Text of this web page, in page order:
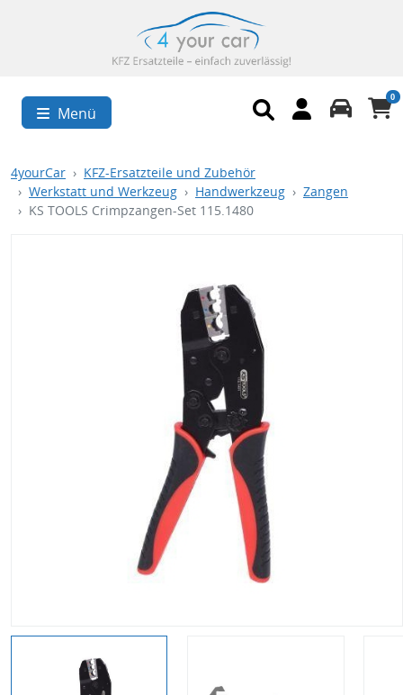
Menü
0
4yourCar
KFZ-Ersatzteile und Zubehör
Werkstatt und Werkzeug
Handwerkzeug
Zangen
KS TOOLS Crimpzangen-Set 115.1480